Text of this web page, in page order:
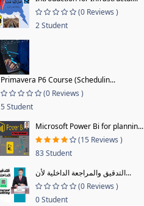
(0 Reviews )
2 Student
Primavera P6 Course (Schedulin...
(0 Reviews )
5 Student
Microsoft Power Bi for plannin...
(15 Reviews )
83 Student
التدقيق والمراجعة الداخلية لأن...
(0 Reviews )
0 Student